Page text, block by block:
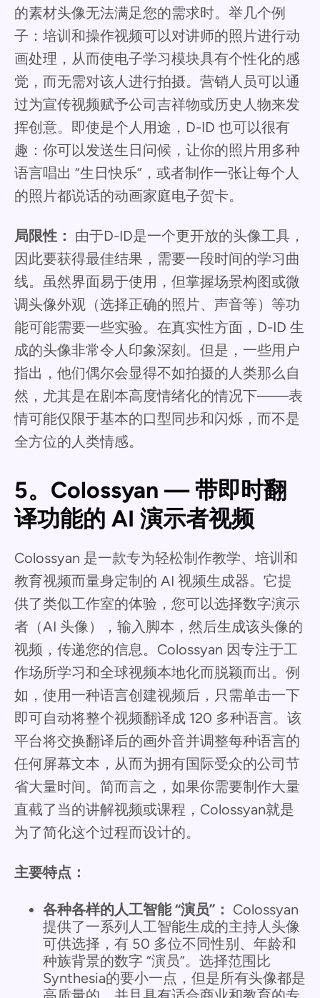
的素材头像无法满足您的需求时。举几个例
子：培训和操作视频可以对讲师的照片进行动
画处理，从而使电子学习模块具有个性化的感
觉，而无需对该人进行拍摄。营销人员可以通
过为宣传视频赋予公司吉祥物或历史人物来发
挥创意。即使是个人用途，D-ID 也可以很有
趣：你可以发送生日问候，让你的照片用多种
语言唱出 “生日快乐”，或者制作一张让每个人
的照片都说话的动画家庭电子贺卡。
局限性： 由于D-ID是一个更开放的头像工具，
因此要获得最佳结果，需要一段时间的学习曲
线。虽然界面易于使用，但掌握场景构图或微
调头像外观（选择正确的照片、声音等）等功
能可能需要一些实验。在真实性方面，D-ID 生
成的头像非常令人印象深刻。但是，一些用户
指出，他们偶尔会显得不如拍摄的人类那么自
然，尤其是在剧本高度情绪化的情况下——表
情可能仅限于基本的口型同步和闪烁，而不是
全方位的人类情感。
5。Colossyan — 带即时翻
译功能的 AI 演示者视频
Colossyan 是一款专为轻松制作教学、培训和
教育视频而量身定制的 AI 视频生成器。它提
供了类似工作室的体验，您可以选择数字演示
者（AI 头像），输入脚本，然后生成该头像的
视频，传递您的信息。Colossyan 因专注于工
作场所学习和全球视频本地化而脱颖而出。例
如，使用一种语言创建视频后，只需单击一下
即可自动将整个视频翻译成 120 多种语言。该
平台将交换翻译后的画外音并调整每种语言的
任何屏幕文本，从而为拥有国际受众的公司节
省大量时间。简而言之，如果你需要制作大量
直截了当的讲解视频或课程，Colossyan就是
为了简化这个过程而设计的。
主要特点：
各种各样的人工智能 “演员”： Colossyan
提供了一系列人工智能生成的主持人头像
可供选择，有 50 多位不同性别、年龄和
种族背景的数字 “演员”。选择范围比
Synthesia的要小一点，但是所有头像都是